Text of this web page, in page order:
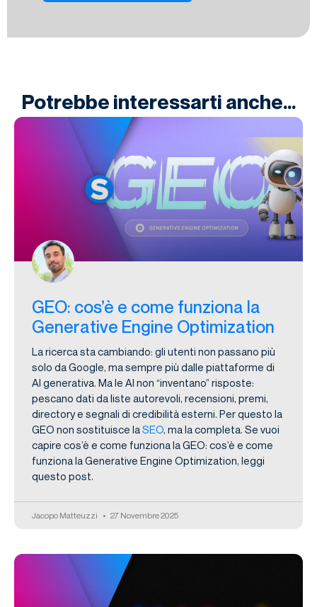
Potrebbe interessarti anche...
GEO: cos’è e come funziona la
Generative Engine Optimization
La ricerca sta cambiando: gli utenti non passano più
solo da Google, ma sempre più dalle piattaforme di
AI generativa. Ma le AI non “inventano” risposte:
pescano dati da liste autorevoli, recensioni, premi,
directory e segnali di credibilità esterni. Per questo la
GEO non sostituisce laSEO, ma la completa. Se vuoi
capire cos’è e come funziona la GEO: cos’è e come
funziona la Generative Engine Optimization, leggi
questo post.
Jacopo Matteuzzi 27 Novembre 2025